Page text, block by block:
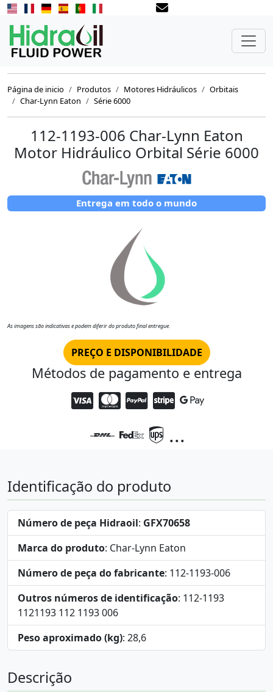
Página de inicio Produtos Motores Hidráulicos
Orbitais
Char-Lynn Eaton
Série 6000
112-1193-006 Char-Lynn Eaton
Motor Hidráulico Orbital Série 6000
Entrega em todo o mundo
As imagens são indicativas e podem diferir do produto final entregue.
PREÇO E DISPONIBILIDADE
Métodos de pagamento e entrega
...
Identificação do produto
Número de peça Hidraoil: GFX70658
Marca do produto: Char-Lynn Eaton
Número de peça do fabricante: 112-1193-006
Outros números de identificação: 112-1193
1121193 112 1193 006
Peso aproximado (kg): 28,6
Descrição